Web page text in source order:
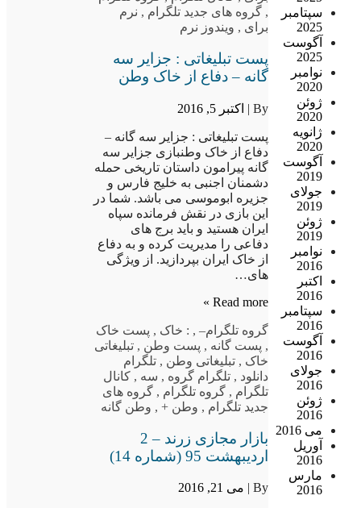
سپتامبر
2025
آگوست
2025
نوامبر
2020
ژوئن
2020
ژانویه
2020
آگوست
2019
جولای
2019
ژوئن
2019
نوامبر
2016
اکتبر
2016
سپتامبر
2016
آگوست
2016
جولای
2016
ژوئن
2016
می 2016
آوریل
2016
مارس
2016
, گروه های جدید تلگرام , نرم
برای , ویندوز نرم
پست تبلیغاتی : جزایر سه
گانه – دفاع از خاک وطن
By | اکتبر 5, 2016
پست تبلیغاتی : جزایر سه گانه –
دفاع از خاک وطنبازی جزایر سه
گانه پیرامون داستان تاریخی حمله
دشمنان اجنبی به خلیج فارس و
جزیره ابوموسی می باشد. شما در
این بازی در نقش فرمانده سپاه
ایران هستید و باید برج های
دفاعی را مدیریت کرده و به دفاع
از خاک ایران بپردازید. از ویژگی
های…
Read more »
گروه تلگرام–
, : خاک , پست خاک
, پست گانه , پست وطن , تبلیغاتی
خاک , تبلیغاتی وطن , تلگرام
دانلود , تلگرام گروه , سه , کانال
تلگرام , گروه تلگرام , گروه های
جدید تلگرام , وطن +, وطن گانه
بازار مجازی زرند – 2
اردیبهشت 95 (شماره 14)
By | می 21, 2016